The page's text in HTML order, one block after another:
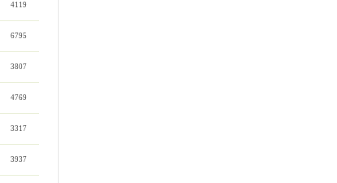
4119
6795
3807
4769
3317
3937